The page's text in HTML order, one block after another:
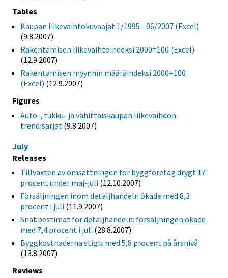
Tables
Kaupan liikevaihtokuvaajat 1/1995 - 06/2007 (Excel)
(9.8.2007)
Rakentamisen liikevaihtoindeksi 2000=100 (Excel)
(12.9.2007)
Rakentamisen myynnin määräindeksi 2000=100
(Excel) (12.9.2007)
Figures
Auto-, tukku- ja vähittäiskaupan liikevaihdon
trendisarjat (9.8.2007)
July
Releases
Tillväxten av omsättningen för byggföretag drygt 17
procent under maj-juli (12.10.2007)
Försäljningen inom detaljhandeln ökade med 8,3
procent i juli (11.9.2007)
Snabbestimat för detaljhandeln: försäljningen ökade
med 7,4 procent i juli (28.8.2007)
Byggkostnaderna stigit med 5,8 procent på årsnivå
(13.8.2007)
Reviews